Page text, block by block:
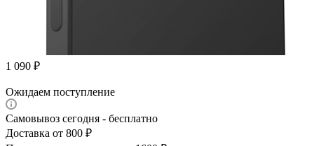
1 090 ₽
Ожидаем поступление
Самовывоз сегодня - бесплатно
Доставка от 800 ₽